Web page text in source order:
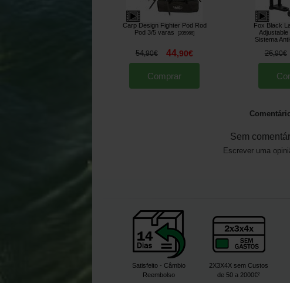
Carp Design Fighter Pod Rod
Pod 3/5 varas
[205966]
54,90€ 44,90€
Comprar
Fox Black
Sistema
26,90€
Sem
Escrever uma
Satisfeito - Câmbio
Reembolso
2X3X4X sem Custos
de 50 a 2000€²